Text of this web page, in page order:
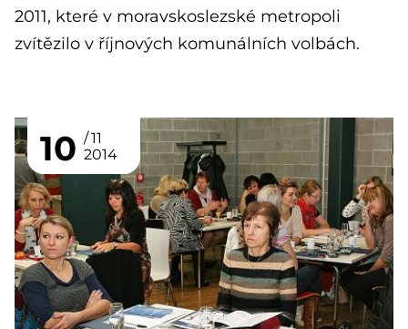
2011, které v moravskoslezské metropoli
zvítězilo v říjnových komunálních volbách.
10
11
2014